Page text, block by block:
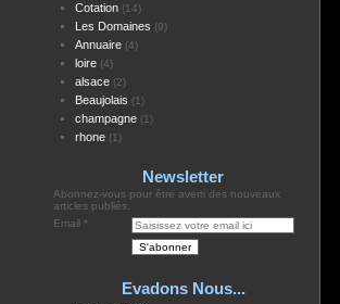
Cotation(14)
Les Domaines (9)
Annuaire(4)
loire(4)
alsace(2)
Beaujolais (1)
champagne(1)
rhone(1)
Newsletter
Abonnez-vous pour être averti des nouveaux
articles publiés.
Email
Evadons Nous...